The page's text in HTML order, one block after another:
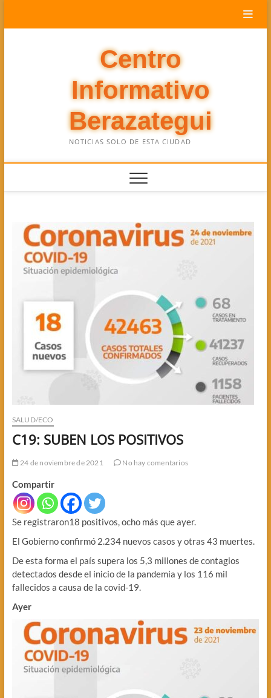
Centro
Informativo
Berazategui
NOTICIAS SOLO DE ESTA CIUDAD
SALUD/ECO
C19: SUBEN LOS POSITIVOS
24 de noviembre de 2021 No hay comentarios
Compartir
Se registraron18 positivos, ocho más que ayer.
El Gobierno confirmó 2.234 nuevos casos y otras 43 muertes.
De esta forma el país supera los 5,3 millones de contagios
detectados desde el inicio de la pandemia y los 116 mil
fallecidos a causa de la covid-19.
Ayer